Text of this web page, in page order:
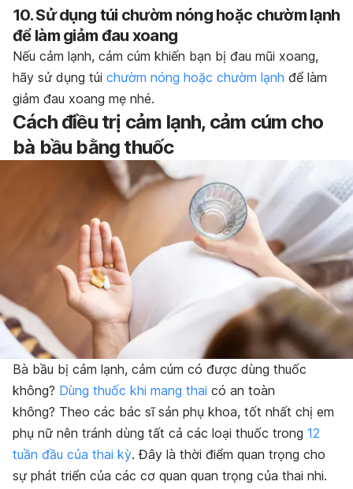
10. Sử dụng túi chườm nóng hoặc chườm lạnh
để làm giảm đau xoang
Nếu cảm lạnh, cảm cúm khiến bạn bị đau mũi xoang,
hãy sử dụng túi chườm nóng hoặc chườm lạnh để làm
giảm đau xoang mẹ nhé.
Cách điều trị cảm lạnh, cảm cúm cho
bà bầu bằng thuốc
Bà bầu bị cảm lạnh, cảm cúm có được dùng thuốc
không? Dùng thuốc khi mang thai có an toàn
không? Theo các bác sĩ sản phụ khoa, tốt nhất chị em
phụ nữ nên tránh dùng tất cả các loại thuốc trong 12
tuần đầu của thai kỳ. Đây là thời điểm quan trọng cho
sự phát triển của các cơ quan quan trọng của thai nhi.